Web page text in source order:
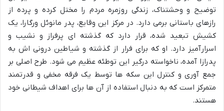
توضیح و وحشتناک، زندگی روزمره مردم را مختل کرده و پرده از
رازهای باستانی برمی دارد. در مرکز این وقایع، پدر مانوئل ورگارا، یک
کشیش تبعید شده، قرار دارد که گذشته ای پرفراز و نشیب و
اسرارآمیز دارد. او که برای فرار از گذشته و شیاطین درونی اش به
پدرازا آمده، ناخواسته درگیر این توطئه عظیم می شود. طرح اصلی بر
جمع آوری و کنترل این سکه ها توسط یک فرقه مخفی و قدرتمند
متمرکز است که به دنبال استفاده از آن ها برای اهداف شیطانی خود
هستند.